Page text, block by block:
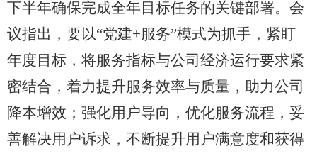
下半年确保完成全年目标任务的关键部署。会
议指出，要以“党建+服务”模式为抓手，紧盯
年度目标，将服务指标与公司经济运行要求紧
密结合，着力提升服务效率与质量，助力公司
降本增效；强化用户导向，优化服务流程，妥
善解决用户诉求，不断提升用户满意度和获得